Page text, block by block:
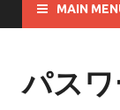
MAIN
パス